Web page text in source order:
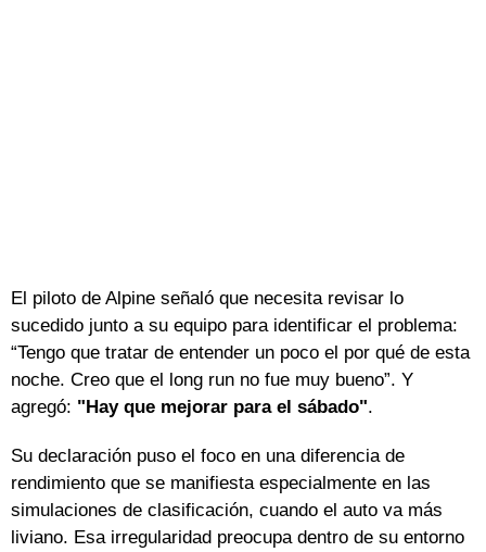
El piloto de Alpine señaló que necesita revisar lo
sucedido junto a su equipo para identificar el problema:
“Tengo que tratar de entender un poco el por qué de esta
noche. Creo que el long run no fue muy bueno”. Y
agregó: "Hay que mejorar para el sábado".
Su declaración puso el foco en una diferencia de
rendimiento que se manifiesta especialmente en las
simulaciones de clasificación, cuando el auto va más
liviano. Esa irregularidad preocupa dentro de su entorno